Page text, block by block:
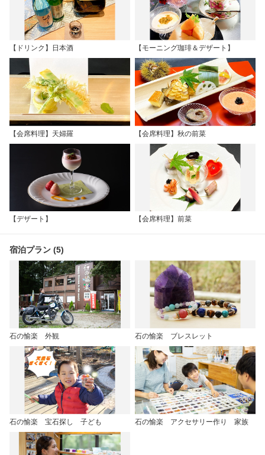
【ドリンク】日本酒 【モーニング珈琲＆デザート】
【会席料理】天婦羅 【会席料理】秋の前菜
【デザート】 【会席料理】前菜
宿泊プラン (5)
石の愉楽 外観 石の愉楽 ブレスレット
石の愉楽 宝石探し 子ども 石の愉楽 アクセサリー作り 家族